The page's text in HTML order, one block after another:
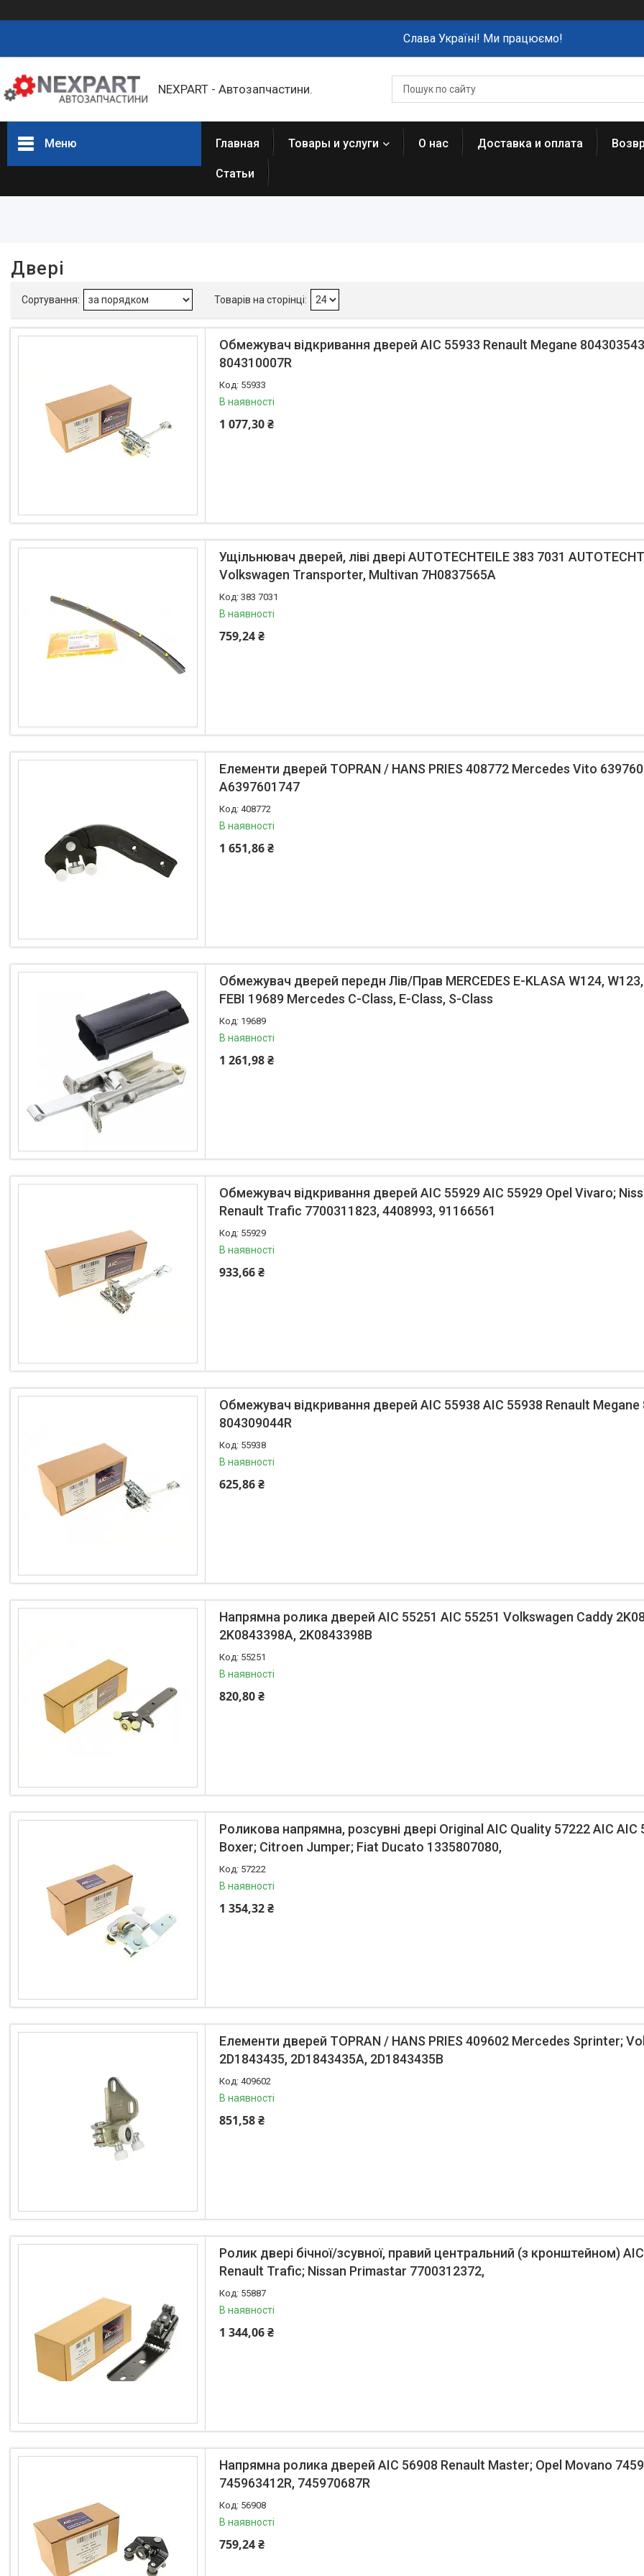
Слава Україні! Ми працюємо!
NEXPART - Автозапчастини.
Меню
В наявності
Отзывы
Главная Товары и услуги О нас Доставка и оплата
Статьи
Двері
Обмежувач відкривання дверей AIC 55933 Renault Megane
804310007R
55933
В наявності
1 077,30 ₴
Ущільнювач дверей, ліві двері AUTOTECHTEILE 383 7031
Volkswagen Transporter, Multivan 7H0837565A
383 7031
В наявності
759,24 ₴
Елементи дверей TOPRAN / HANS PRIES 408772 Mercedes Vito
A6397601747
408772
В наявності
1 651,86 ₴
Обмежувач дверей передн Лів/Прав MERCEDES E-KLASA W124,
FEBI 19689 Mercedes C-Class, E-Class, S-Class
19689
В наявності
1 261,98 ₴
Обмежувач відкривання дверей AIC 55929 AIC 55929 Opel Vivaro;
Renault Trafic 7700311823, 4408993, 91166561
55929
В наявності
933,66 ₴
Обмежувач відкривання дверей AIC 55938 AIC 55938 Renault Megane
804309044R
55938
В наявності
625,86 ₴
Напрямна ролика дверей AIC 55251 AIC 55251 Volkswagen Caddy
2K0843398A, 2K0843398B
55251
В наявності
820,80 ₴
Роликова напрямна, розсувні двері Original AIC Quality 57222 AIC AIC
Boxer; Citroen Jumper; Fiat Ducato 1335807080,
57222
В наявності
1 354,32 ₴
Елементи дверей TOPRAN / HANS PRIES 409602 Mercedes Sprinter;
2D1843435, 2D1843435A, 2D1843435B
409602
В наявності
851,58 ₴
Ролик двері бічної/зсувної, правий центральний (з кронштейном)
Renault Trafic; Nissan Primastar 7700312372,
55887
В наявності
1 344,06 ₴
Напрямна ролика дверей AIC 56908 Renault Master; Opel Movano
745963412R, 745970687R
56908
В наявності
759,24 ₴